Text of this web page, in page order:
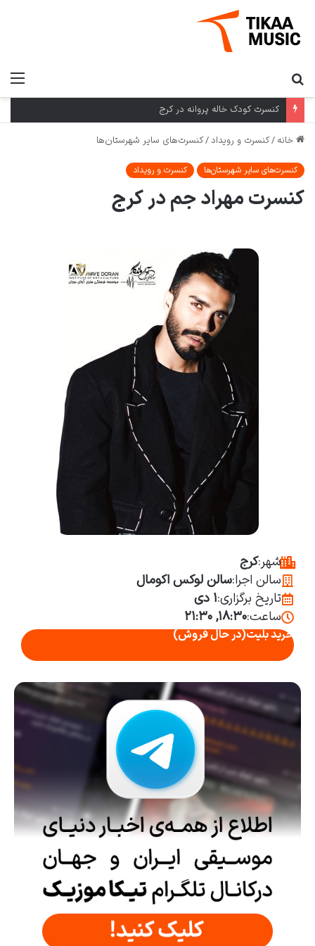
کنسرت کودک خاله پروانه در کرج
خانه /کنسرت و رویداد/کنسرت‌های سایر شهرستان‌ها
کنسرت‌های سایر شهرستان‌ها کنسرت و رویداد
کنسرت مهراد جم در کرج
شهر:کرج
سالن اجرا:سالن لوکس اکومال
تاریخ برگزاری:۱ دی
ساعت:۱۸:۳۰, ۲۱:۳۰
خرید بلیت(در حال فروش)